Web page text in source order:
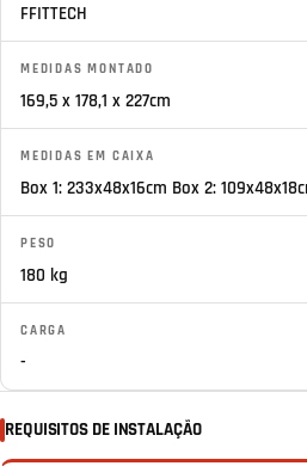
FFITTECH
MEDIDAS MONTADO
169,5 x 178,1 x 227cm
MEDIDAS EM CAIXA
Box 1: 233x48x16cm Box 2:
PESO
180 kg
CARGA
-
REQUISITOS DE INSTALAÇÃO